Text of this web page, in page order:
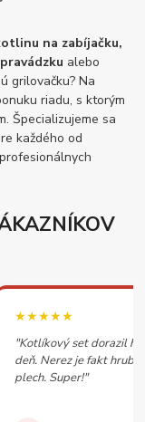
na zabíjačku,
alebo
grilovačku? Na
riadu, s ktorým
Špecializujeme sa
každého od
★★★★★
"Kotlíkový set dorazil
deň. Nerez je fakt
plech. Super!"